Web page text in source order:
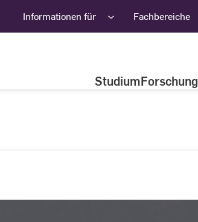
Informationen für Fachbereiche
StudiumForschung